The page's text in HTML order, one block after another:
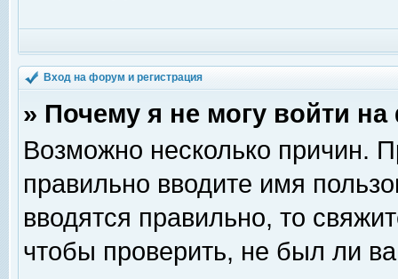
Вход на форум и регистрация
» Почему я не могу войти
Возможно несколько причин.
правильно вводите имя
вводятся правильно, то
чтобы проверить, не был ли